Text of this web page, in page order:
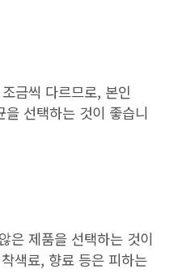
금씩 다르므로, 본인
선택하는 것이 좋습니
은 제품을 선택하는 것이
색료, 향료 등은 피하는